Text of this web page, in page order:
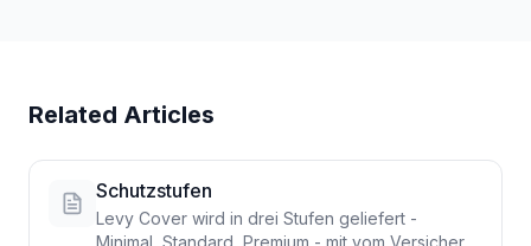
Related Articles
Schutzstufen
Levy Cover wird in drei Stufen geliefert -
Minimal, Standard, Premium - mit vom Versicherer